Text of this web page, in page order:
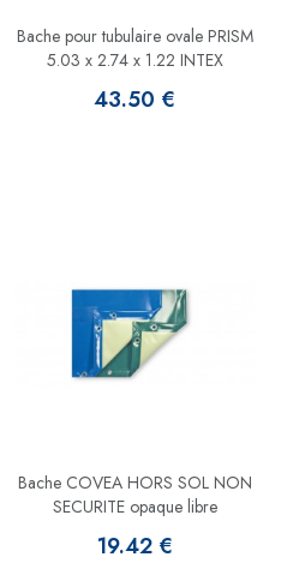
Bache pour tubulaire ovale PRISM
5.03 x 2.74 x 1.22 INTEX
43.50 €
Bache COVEA HORS SOL NON
SECURITE opaque libre
19.42 €